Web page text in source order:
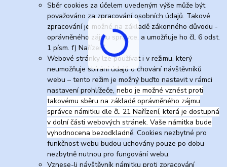
Sběr cookies za účelem uvedeným výše může být
považováno za zpracování osobních údajů. Takové
zpracování je možné na základě zákonného důvodu -
oprávněného zájmu správce, a umožňuje ho čl. 6 odst.
1 písm. f) Nařízení.
Webové stránky lze používat i v režimu, který
neumožňuje sbírání údajů o chování návštěvníků
webu – tento režim je možný buďto nastavit v rámci
nastavení prohlížeče,nebo je možné vznést proti
takovému sběru na základě oprávněného zájmu
správce námitku dle čl. 21 Nařízení, která je dostupná
v dolní části webových stránek. Vaše námitka bude
vyhodnocena bezodkladně. Cookies nezbytné pro
funkčnost webu budou uchovány pouze po dobu
nezbytně nutnou pro fungování webu.
Vznese-li návštěvník námitku proti zpracování